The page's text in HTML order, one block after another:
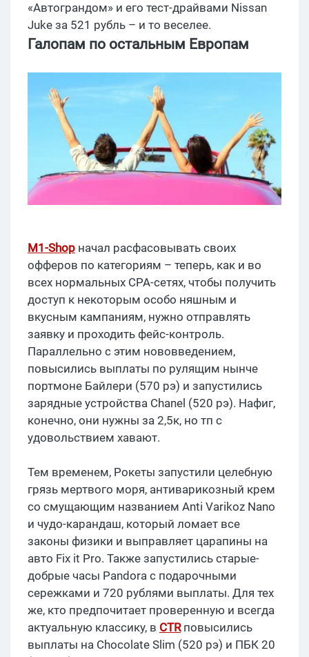
«Автограндом» и его тест-драйвами Nissan
Juke за 521 рубль – и то веселее.
Галопам по остальным Европам
M1-Shop начал расфасовывать своих
офферов по категориям – теперь, как и во
всех нормальных CPA-сетях, чтобы получить
доступ к некоторым особо няшным и
вкусным кампаниям, нужно отправлять
заявку и проходить фейс-контроль.
Параллельно с этим нововведением,
повысились выплаты по рулящим нынче
портмоне Байлери (570 рэ) и запустились
зарядные устройства Chanel (520 рэ). Нафиг,
конечно, они нужны за 2,5к, но тп с
удовольствием хавают.
Тем временем, Рокеты запустили целебную
грязь мертвого моря, антиварикозный крем
со смущающим названием Anti Varikoz Nano
и чудо-карандаш, который ломает все
законы физики и выправляет царапины на
авто Fix it Pro. Также запустились старые-
добрые часы Pandora с подарочными
сережками и 720 рублями выплаты. Для тех
же, кто предпочитает проверенную и всегда
актуальную классику, в CTRповысились
выплаты на Chocolate Slim (520 рэ) и ПБК 20